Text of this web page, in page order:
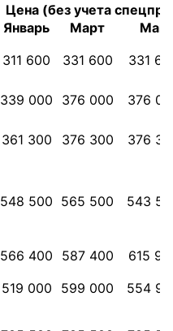
Цена (без учета
Январь
Март
Май
311 600 331 600
331
339 000 376 000 376
361 300 376 300 376
548 500 565 500 543
566 400 587 400
615
519 000 599 000 554